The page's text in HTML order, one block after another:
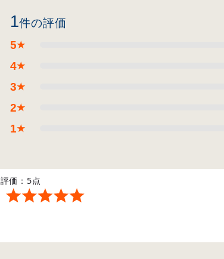
1件の評価
5★
4★
3★
2★
1★
評価：5点